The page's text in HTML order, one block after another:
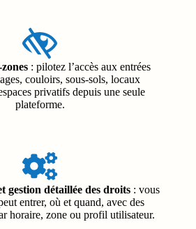
: pilotez l’accès aux entrées
couloirs, sous-sols, locaux
privatifs depuis une seule
plateforme.
gestion détaillée des droits: vous
entrer, où et quand, avec des
horaire, zone ou profil utilisateur.